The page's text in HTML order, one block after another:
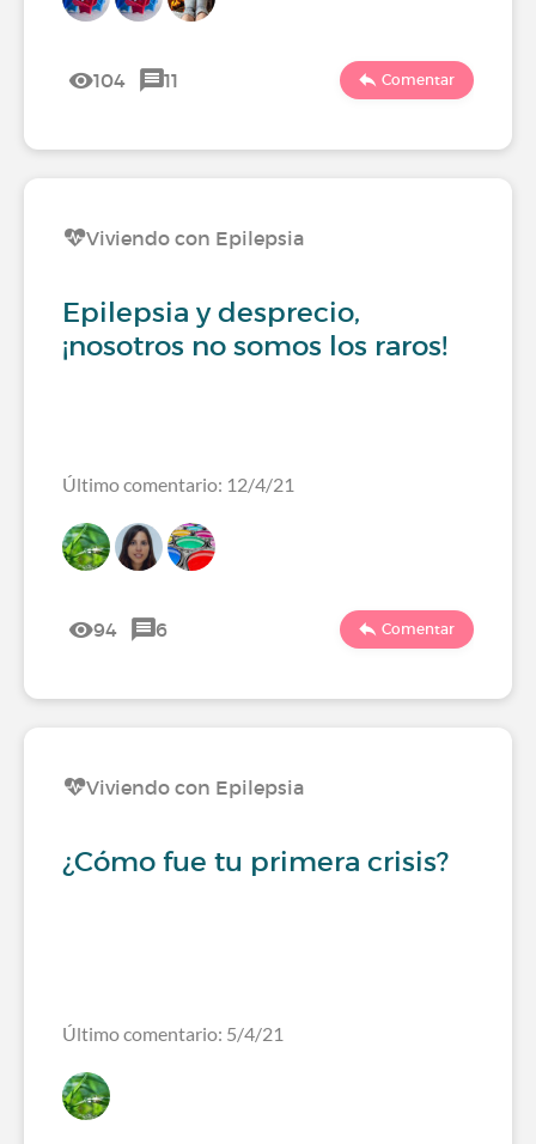
104 11 Comentar
Viviendo con Epilepsia
Epilepsia y desprecio,
¡nosotros no somos los raros!
Último comentario: 12/4/21
94 6 Comentar
Viviendo con Epilepsia
¿Cómo fue tu primera crisis?
Último comentario: 5/4/21